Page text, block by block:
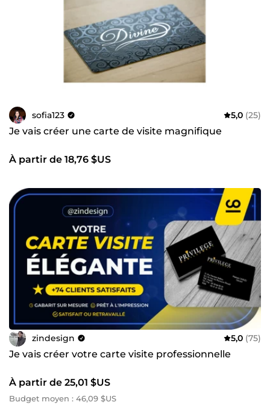
sofia123 5,0 (25)
Je vais créer une carte de visite magnifique
À partir de 18,76 $US
zindesign 5,0 (75)
Je vais créer votre carte visite professionnelle
À partir de 25,01 $US
Budget moyen : 46,09 $US